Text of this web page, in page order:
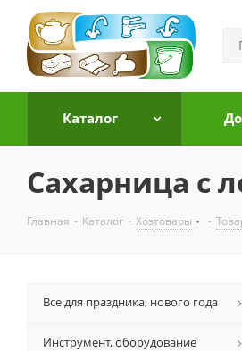
Каталог
Сахарница с
Главная - Каталог - Хозтовары -
Все для праздника, нового года
Инструмент, оборудование